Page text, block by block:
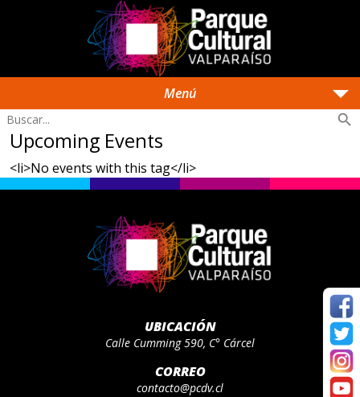
Menú arrow_drop_down
search
Upcoming Events
<li>No events with this tag</li>
UBICACIÓN
Calle Cumming 590, C° Cárcel
CORREO
contacto@pcdv.cl